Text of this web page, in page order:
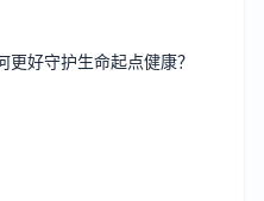
好守护生命起点健康？